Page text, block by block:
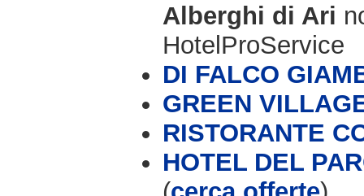
Alberghi di Ari
HotelProService
DI FALCO
GREEN
RISTORANTE
HOTEL DEL